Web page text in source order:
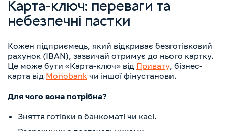
Карта-ключ: переваги та
небезпечні пастки
Кожен підприємець, який відкриває безготівковий
рахунок (IBAN), зазвичай отримує до нього картку.
Це може бути «Карта-ключ» від Привату, бізнес-
карта від Monobank чи іншої фінустанови.
Для чого вона потрібна?
Зняття готівки в банкоматі чи касі.